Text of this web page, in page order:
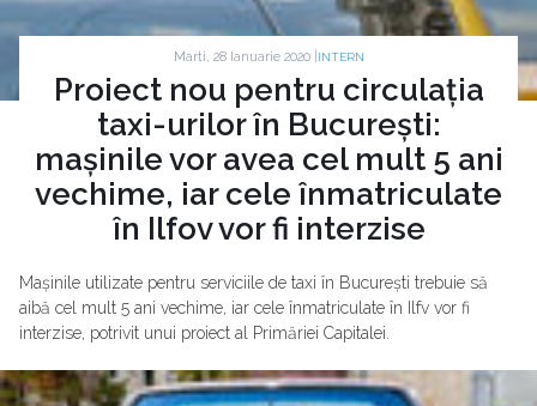
Marti, 28 Ianuarie 2020 | INTERN
Proiect nou pentru circulația
taxi-urilor în București:
mașinile vor avea cel mult 5 ani
vechime, iar cele înmatriculate
în Ilfov vor fi interzise
Mașinile utilizate pentru serviciile de taxi în București trebuie să
aibă cel mult 5 ani vechime, iar cele înmatriculate în Ilfv vor fi
interzise, potrivit unui proiect al Primăriei Capitalei.